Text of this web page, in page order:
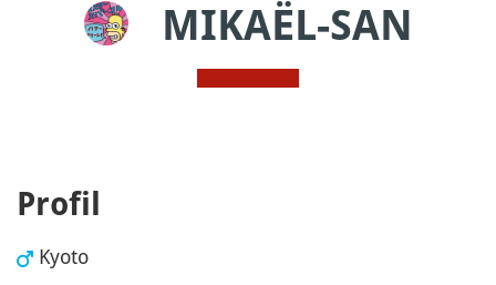
MIKAËL-SAN
Profil
Kyoto